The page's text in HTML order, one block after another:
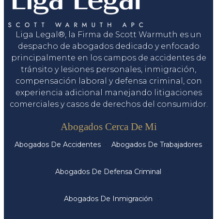
Liga Legal®, la Firma de Scott Warmuth es un
despacho de abogados dedicado y enfocado
principalmente en los campos de accidentes de
tránsito y lesiones personales, inmigración,
compensación laboral y defensa criminal, con
experiencia adicional manejando litigaciones
comerciales y casos de derechos del consumidor.
Abogados Cerca De Mi
Abogados De Accidentes Abogados De Trabajadores
Abogados De Defensa Criminal
Abogados De Inmigración